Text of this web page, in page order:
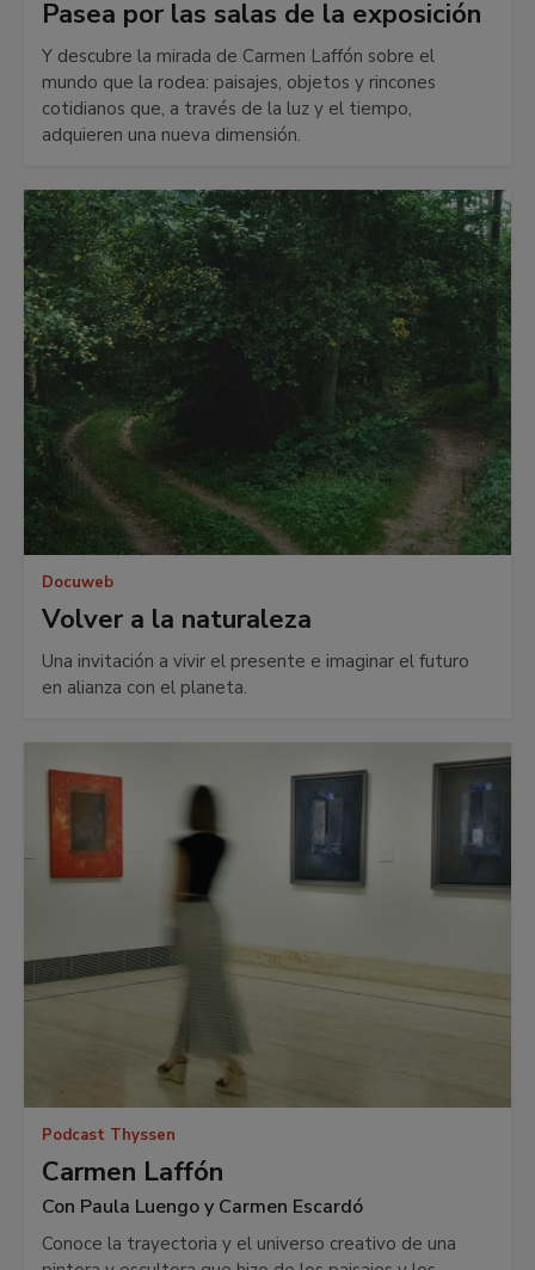
Pasea por las salas de la exposición
Y descubre la mirada de Carmen Laffón sobre el
mundo que la rodea: paisajes, objetos y rincones
cotidianos que, a través de la luz y el tiempo,
adquieren una nueva dimensión.
Docuweb
Volver a la naturaleza
Una invitación a vivir el presente e imaginar el futuro
en alianza con el planeta.
Podcast Thyssen
Carmen Laffón
Con Paula Luengo y Carmen Escardó
Conoce la trayectoria y el universo creativo de una